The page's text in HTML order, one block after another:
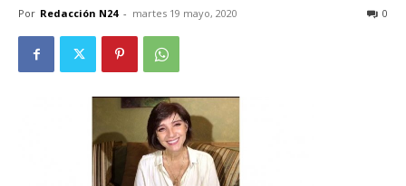
Por Redacción N24 - martes 19 mayo, 2020 0